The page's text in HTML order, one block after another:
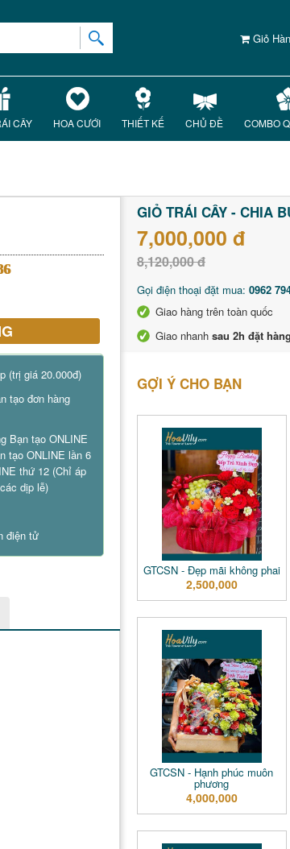
Giỏ
CÂY HOA CƯỚI THIẾT KẾ CHỦ ĐỀ COMBO
(trị giá 20.000đ)
tạo đơn hàng
Bạn tạo ONLINE
tạo ONLINE lần 6
thứ 12 (Chỉ áp
dịp lễ)
điện tử
GIỎ TRÁI CÂY - CHIA
7,000,000 đ
8,120,000 đ
Gọi điện thoại đặt mua: 0962
Giao hàng trên toàn quốc
Giao nhanh sau 2h đặt hàng
GỢI Ý CHO BẠN
GTCSN - Đẹp mãi không phai
2,500,000
GTCSN - Hạnh phúc muôn
phương
4,000,000